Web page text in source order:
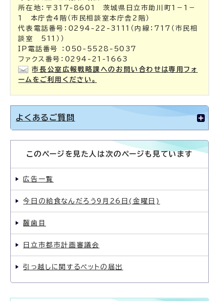
所在地：〒317-8601 茨城県日立市助川町1－1－
1 本庁舎4階（市民相談室本庁舎2階）
代表電話番号：0294-22-3111（内線：717（市民相
談室 511））
IP電話番号 ：050-5528-5037
ファクス番号：0294-21-1663
市長公室広報戦略課へのお問い合わせは専用フォ
ームをご利用ください。
よくあるご質問
このページを見た人は次のページも見ています
広告一覧
今日の給食なんだろう9月26日(金曜日)
齧歯目
日立市都市計画審議会
引っ越しに関するペットの届出